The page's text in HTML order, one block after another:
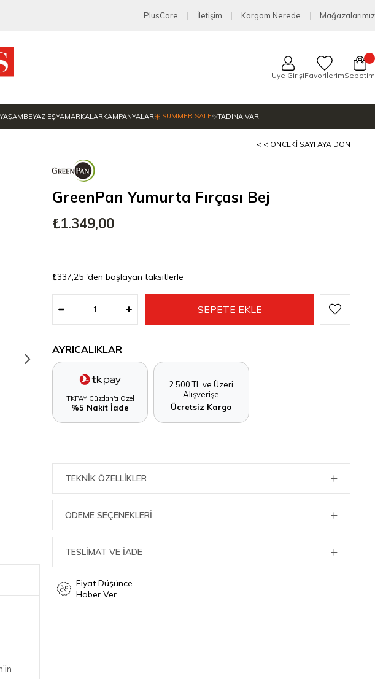
PlusCare İletişim Kargom Nerede Mağazalarımız
Üye GirişiFavorilerimSepetim
BEYAZ EŞYAMARKALARKAMPANYALAR☀️ SUMMER SALE✨TADINA VAR
< < ÖNCEKI SAYFAYA DÖN
GreenPan Yumurta Fırçası Bej
₺1.349,00
₺337,25 'den başlayan taksitlerle
AYRICALIKLAR
TKPAY Cüzdan'a Özel
%5 Nakit İade
2.500 TL ve Üzeri
Alışverişe
Ücretsiz Kargo
TEKNIK ÖZELLIKLER
ÖDEME SEÇENEKLERI
TESLİMAT VE İADE
Fiyat Düşünce
Haber Ver